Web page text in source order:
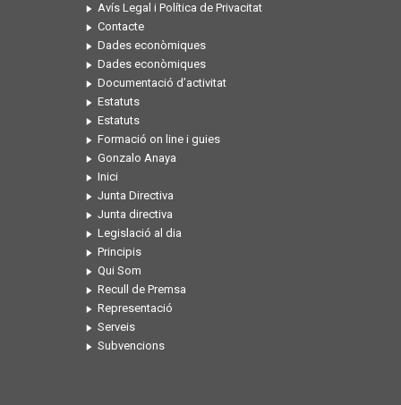
Avís Legal i Política de Privacitat
Contacte
Dades econòmiques
Dades econòmiques
Documentació d’activitat
Estatuts
Estatuts
Formació on line i guies
Gonzalo Anaya
Inici
Junta Directiva
Junta directiva
Legislació al dia
Principis
Qui Som
Recull de Premsa
Representació
Serveis
Subvencions